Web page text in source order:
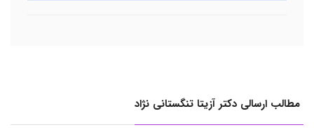
مطالب ارسالی دکتر آزیتا تنگستانی نژاد